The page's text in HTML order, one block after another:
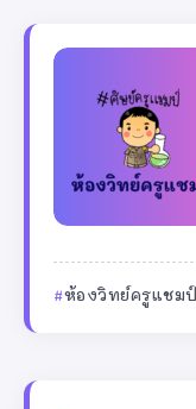
ห้องวิทย์ครูแชมป์